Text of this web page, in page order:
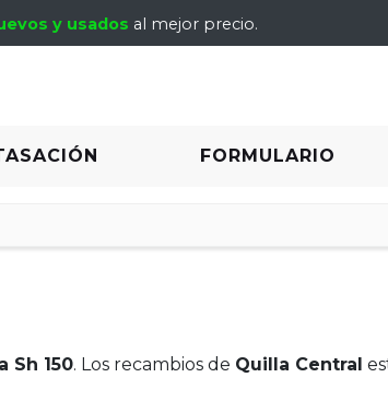
y usados al mejor precio.
FORMULARIO
Sh 150. Los recambios de Quilla Central